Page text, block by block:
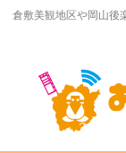
倉敷美観地区や岡山後